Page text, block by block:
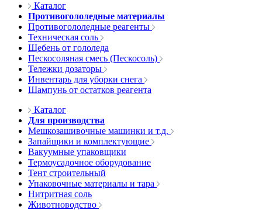
Каталог
Противогололедные материалы
Противогололедные реагенты
Техническая соль
Щебень от гололеда
Пескосоляная смесь (Пескосоль)
Тележки дозаторы
Инвентарь для уборки снега
Шампунь от остатков реагента
Каталог
Для производства
Мешкозашивочные машинки и т.д.
Запайщики и комплектующие
Вакуумные упаковщики
Термоусадочное оборудование
Тент строительный
Упаковочные материалы и тара
Нитритная соль
Животноводство